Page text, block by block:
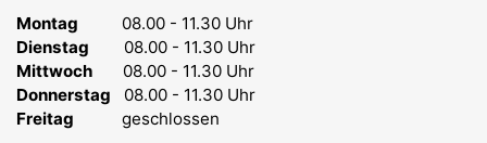
Montag 08.00 - 11.30 Uhr
Dienstag 08.00 - 11.30 Uhr
Mittwoch 08.00 - 11.30 Uhr
Donnerstag 08.00 - 11.30 Uhr
Freitag geschlossen